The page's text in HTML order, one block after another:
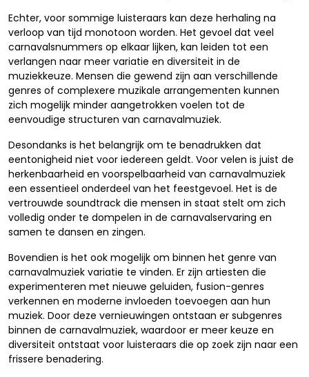
Echter, voor sommige luisteraars kan deze herhaling na
verloop van tijd monotoon worden. Het gevoel dat veel
carnavalsnummers op elkaar lijken, kan leiden tot een
verlangen naar meer variatie en diversiteit in de
muziekkeuze. Mensen die gewend zijn aan verschillende
genres of complexere muzikale arrangementen kunnen
zich mogelijk minder aangetrokken voelen tot de
eenvoudige structuren van carnavalmuziek.
Desondanks is het belangrijk om te benadrukken dat
eentonigheid niet voor iedereen geldt. Voor velen is juist de
herkenbaarheid en voorspelbaarheid van carnavalmuziek
een essentieel onderdeel van het feestgevoel. Het is de
vertrouwde soundtrack die mensen in staat stelt om zich
volledig onder te dompelen in de carnavalservaring en
samen te dansen en zingen.
Bovendien is het ook mogelijk om binnen het genre van
carnavalmuziek variatie te vinden. Er zijn artiesten die
experimenteren met nieuwe geluiden, fusion-genres
verkennen en moderne invloeden toevoegen aan hun
muziek. Door deze vernieuwingen ontstaan er subgenres
binnen de carnavalmuziek, waardoor er meer keuze en
diversiteit ontstaat voor luisteraars die op zoek zijn naar een
frissere benadering.